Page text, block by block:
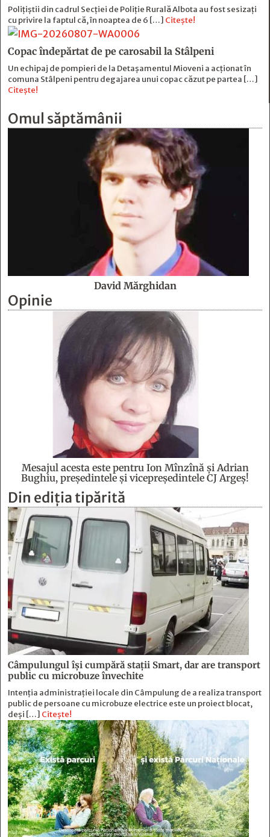
Polițiștii din cadrul Secției de Poliție Rurală Albota au fost sesizați
cu privire la faptul că, în noaptea de 6 […] Citește!
Copac îndepărtat de pe carosabil la Stâlpeni
Un echipaj de pompieri de la Detașamentul Mioveni a acționat în
comuna Stâlpeni pentru degajarea unui copac căzut pe partea […]
Citește!
Omul săptămânii
David Mărghidan
Opinie
Mesajul acesta este pentru Ion Mînzînă şi Adrian
Bughiu, preşedintele şi vicepreşedintele CJ Argeş!
Din ediția tipărită
Câmpulungul îşi cumpără staţii Smart, dar are transport
public cu microbuze învechite
Intenția administrației locale din Câmpulung de a realiza transport
public de persoane cu microbuze electrice este un proiect blocat,
deși […] Citește!